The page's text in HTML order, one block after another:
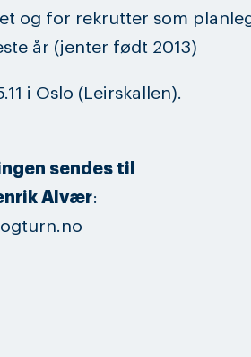
og for rekrutter som
år (jenter født 2013)
i Oslo (Leirskallen).
sendes til
Alvær: